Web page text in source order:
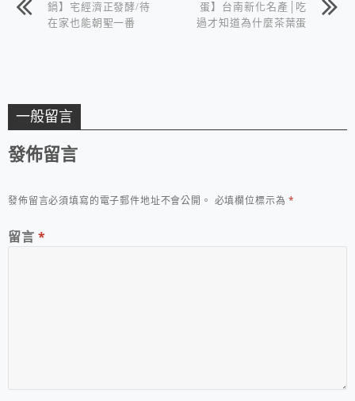
鍋】宅經濟正發酵/待
在家也能朝聖一番
蛋】台南新化名產│吃
過才知道為什麼茶葉蛋
一般留言
發佈留言
發佈留言必須填寫的電子郵件地址不會公開。 必填欄位標示為*
留言 *